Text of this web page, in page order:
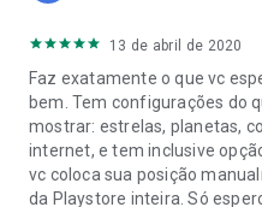
13 de abril de 2020
Faz exatamente o que vc
bem. Tem configurações do
mostrar: estrelas, planetas,
internet, e tem inclusive
vc coloca sua posição
da Playstore inteira. Só